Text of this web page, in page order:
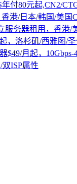
付80元起,CN2/
港/日本/韩国/美国
服务器租用，香港/
，洛杉矶/西雅图/
$49/月起，10Gbps-
双ISP属性